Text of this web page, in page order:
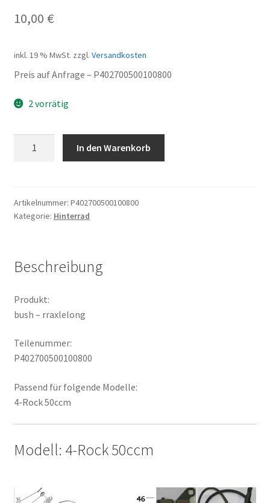
10,00 €
inkl. 19 % MwSt. zzgl. Versandkosten
Preis auf Anfrage – P402700500100800
2 vorrätig
In den Warenkorb
Artikelnummer: P402700500100800
Kategorie: Hinterrad
Beschreibung
Produkt:
bush – rraxlelong
Teilenummer:
P402700500100800
Passend für folgende Modelle:
4-Rock 50ccm
Modell: 4-Rock 50ccm